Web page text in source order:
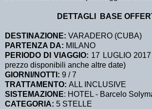
DETTAGLI BASE
DESTINAZIONE: VARADERO (CUBA)
PARTENZA DA: MILANO
PERIODO DI VIAGGIO: 17 LUGLIO
prezzo disponibili anche altre date)
GIORNI/NOTTI: 9 / 7
TRATTAMENTO: ALL INCLUSIVE
SISTEMAZIONE: HOTEL - Barcelo
CATEGORIA: 5 STELLE